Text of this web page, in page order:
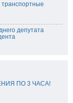
транспортные
депутата
ПО 3 ЧАСА!